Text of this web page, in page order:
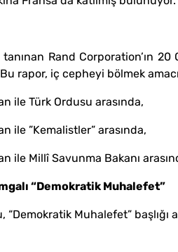
tanınan Rand Corporation’ın
rapor, iç cepheyi bölmek
ile Türk Ordusu arasında,
ile ”Kemalistler” arasında,
ile Millî Savunma Bakanı
“Demokratik Muhalefet”
“Demokratik Muhalefet”